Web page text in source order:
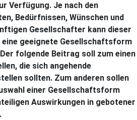
Verfügung. Je nach den
Bedürfnissen, Wünschen und
Gesellschafter kann dieser
eine geeignete Gesellschaftsform
folgende Beitrag soll zum einen
die sich angehende
sollten. Zum anderen sollen
einer Gesellschaftsform
Auswirkungen in gebotener